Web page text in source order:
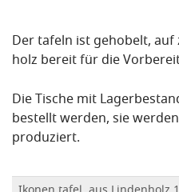
Der tafeln ist gehobelt, auf
holz bereit für die
Die Tische mit
bestellt werden, sie
produziert.